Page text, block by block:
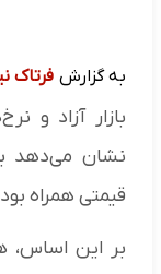
به گزارش فرتاک
نشان می‌دهد
قیمتی همراه